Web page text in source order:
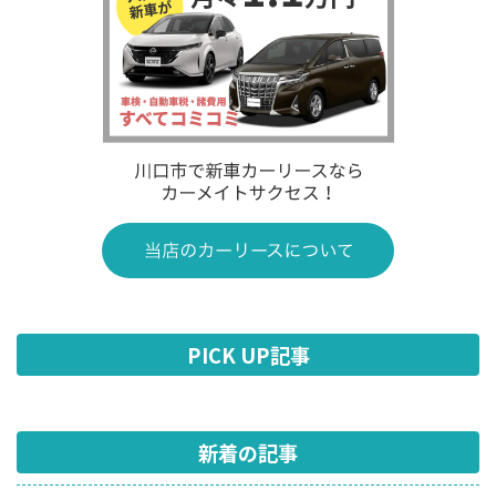
PICK UP記事
新着の記事